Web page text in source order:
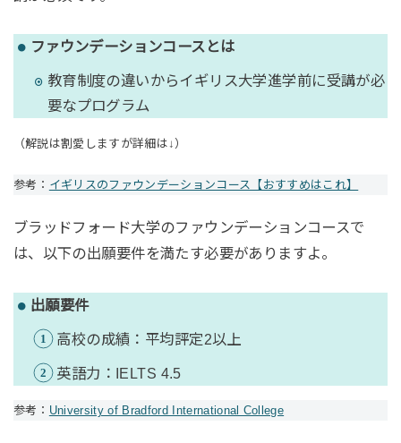
ファウンデーションコースとは
教育制度の違いからイギリス大学進学前に受講が必
要なプログラム
（解説は割愛しますが詳細は↓）
参考： イギリスのファウンデーションコース【おすすめはこれ】
ブラッドフォード大学のファウンデーションコースで
は、以下の出願要件を満たす必要がありますよ。
出願要件
高校の成績：平均評定2以上
英語力：IELTS 4.5
参考： University of Bradford International College